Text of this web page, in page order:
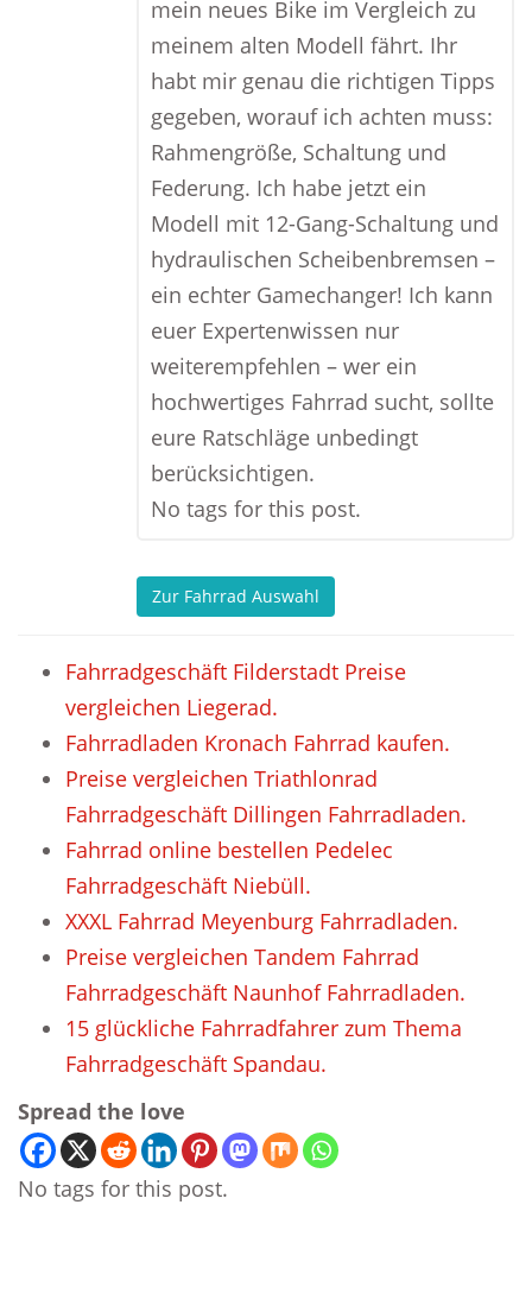
mein neues Bike im Vergleich zu
meinem alten Modell fährt. Ihr
habt mir genau die richtigen Tipps
gegeben, worauf ich achten muss:
Rahmengröße, Schaltung und
Federung. Ich habe jetzt ein
Modell mit 12-Gang-Schaltung und
hydraulischen Scheibenbremsen –
ein echter Gamechanger! Ich kann
euer Expertenwissen nur
weiterempfehlen – wer ein
hochwertiges Fahrrad sucht, sollte
eure Ratschläge unbedingt
berücksichtigen.
No tags for this post.
Zur Fahrrad Auswahl
Fahrradgeschäft Filderstadt Preise
vergleichen Liegerad.
Fahrradladen Kronach Fahrrad kaufen.
Preise vergleichen Triathlonrad
Fahrradgeschäft Dillingen Fahrradladen.
Fahrrad online bestellen Pedelec
Fahrradgeschäft Niebüll.
XXXL Fahrrad Meyenburg Fahrradladen.
Preise vergleichen Tandem Fahrrad
Fahrradgeschäft Naunhof Fahrradladen.
15 glückliche Fahrradfahrer zum Thema
Fahrradgeschäft Spandau.
Spread the love
No tags for this post.